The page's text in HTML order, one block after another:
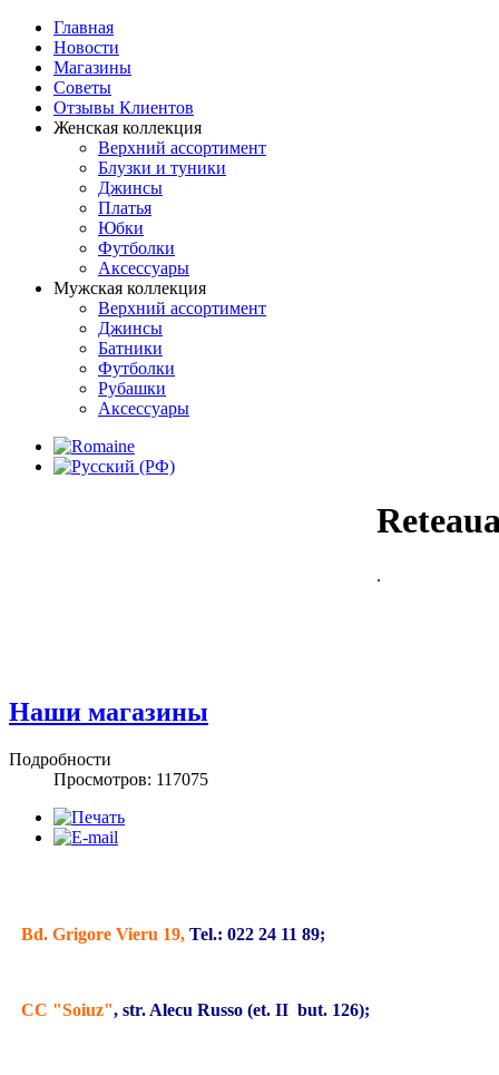
Главная
Новости
Магазины
Советы
Отзывы Клиентов
Женская коллекция
Верхний ассортимент
Блузки и туники
Джинсы
Платья
Юбки
Футболки
Аксессуары
Мужская коллекция
Верхний ассортимент
Джинсы
Батники
Футболки
Рубашки
Аксессуары
.
Наши магазины
Подробности
Просмотров: 117075
Bd. Grigore Vieru 19, Tel.: 022 24 11 89;
CC "Soiuz", str. Alecu Russo (et. II but. 126);